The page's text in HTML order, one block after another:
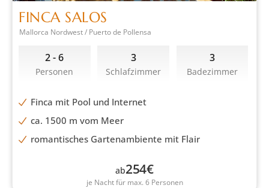
FINCA SALOS
Mallorca Nordwest / Puerto de Pollensa
2 - 6
Personen
3
Schlafzimmer
3
Badezimmer
Finca mit Pool und Internet
ca. 1500 m vom Meer
romantisches Gartenambiente mit Flair
ab254€
je Nacht für max. 6 Personen